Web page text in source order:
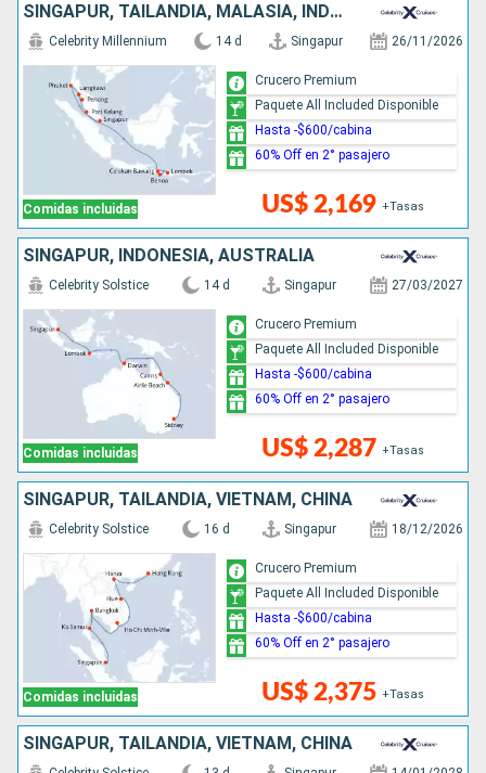
SINGAPUR, TAILANDIA, MALASIA, INDONESIA
Comidas incluidas
Celebrity Millennium 14 d Singapur 26/11/2026
US$ 2,169 +Tasas
Crucero Premium
Paquete All Included Disponible
Hasta -$600/cabina
60% Off en 2° pasajero
SINGAPUR, INDONESIA, AUSTRALIA
Comidas incluidas
Celebrity Solstice 14 d Singapur 27/03/2027
US$ 2,287 +Tasas
Crucero Premium
Paquete All Included Disponible
Hasta -$600/cabina
60% Off en 2° pasajero
SINGAPUR, TAILANDIA, VIETNAM, CHINA
Comidas incluidas
Celebrity Solstice 16 d Singapur 18/12/2026
US$ 2,375 +Tasas
Crucero Premium
Paquete All Included Disponible
Hasta -$600/cabina
60% Off en 2° pasajero
SINGAPUR, TAILANDIA, VIETNAM, CHINA